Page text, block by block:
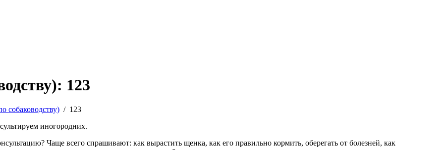
123
собаководству) / 123
иногородних.
Чаще всего спрашивают: как вырастить щенка, как его правильно кормить, оберегать от болезней, как